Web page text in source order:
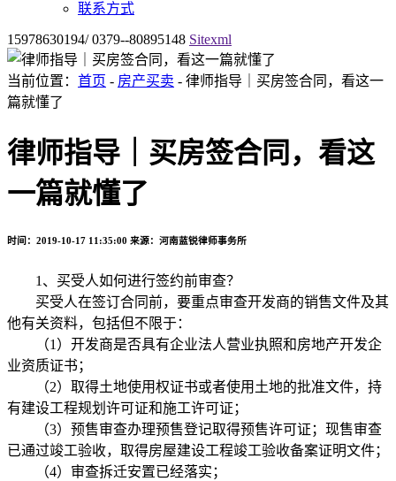
联系方式
15978630194/ 0379--80895148 Sitexml
当前位置： 首页 - 房产买卖 - 律师指导｜买房签合同，看这一
篇就懂了
律师指导｜买房签合同，看这
一篇就懂了
时间：2019-10-17 11:35:00 来源：河南蓝锐律师事务所
1、买受人如何进行签约前审查？
买受人在签订合同前，要重点审查开发商的销售文件及其
他有关资料，包括但不限于：
（1）开发商是否具有企业法人营业执照和房地产开发企
业资质证书；
（2）取得土地使用权证书或者使用土地的批准文件，持
有建设工程规划许可证和施工许可证；
（3）预售审查办理预售登记取得预售许可证；现售审查
已通过竣工验收，取得房屋建设工程竣工验收备案证明文件；
（4）审查拆迁安置已经落实；